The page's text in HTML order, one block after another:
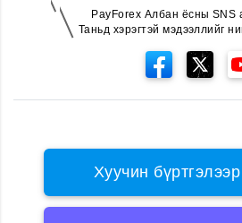
PayForex Албан ёсны SNS
Таньд хэрэгтэй мэдээллийг
Хуучин